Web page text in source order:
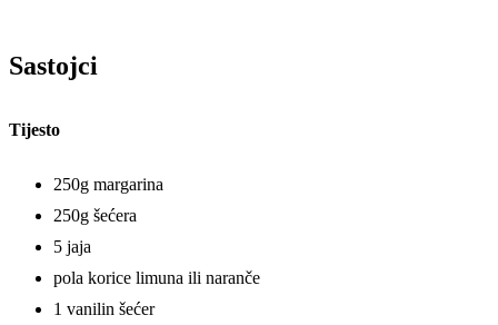
Sastojci
Tijesto
250g margarina
250g šećera
5 jaja
pola korice limuna ili naranče
1 vanilin šećer